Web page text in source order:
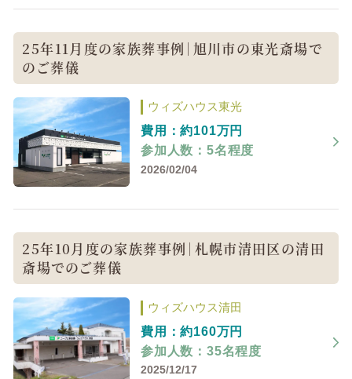
25年11月度の家族葬事例｜旭川市の東光斎場で
のご葬儀
ウィズハウス東光
費用：約101万円
参加人数：5名程度
2026/02/04
25年10月度の家族葬事例｜札幌市清田区の清田
斎場でのご葬儀
ウィズハウス清田
費用：約160万円
参加人数：35名程度
2025/12/17